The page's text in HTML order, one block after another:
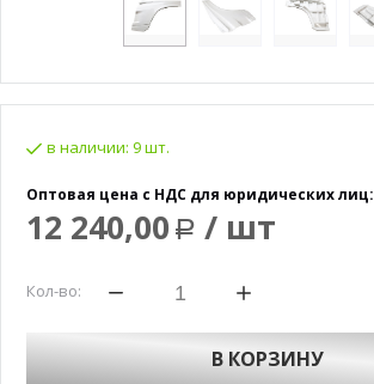
в наличии: 9 шт.
Оптовая цена с НДС для юридических лиц:
12 240,00 Р / шт
Кол-во:
В КОРЗИНУ